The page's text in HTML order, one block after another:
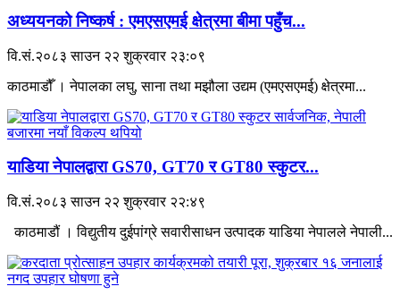
अध्ययनको निष्कर्ष : एमएसएमई क्षेत्रमा बीमा पहुँच...
वि.सं.२०८३ साउन २२ शुक्रवार २३:०९
काठमाडौँ । नेपालका लघु, साना तथा मझौला उद्यम (एमएसएमई) क्षेत्रमा...
याडिया नेपालद्वारा GS70, GT70 र GT80 स्कुटर...
वि.सं.२०८३ साउन २२ शुक्रवार २२:४९
काठमाडौं । विद्युतीय दुईपांग्रे सवारीसाधन उत्पादक याडिया नेपालले नेपाली...